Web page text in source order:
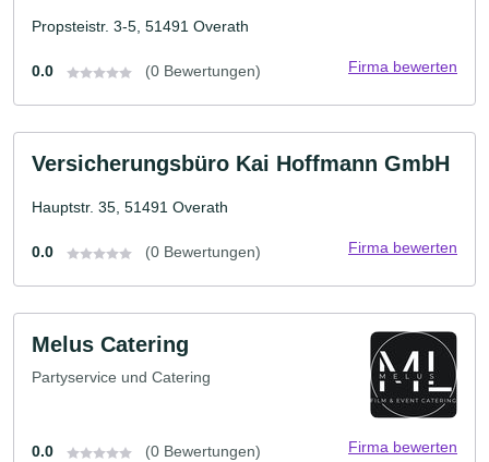
Propsteistr. 3-5, 51491 Overath
0.0 (0 Bewertungen) Firma bewerten
Versicherungsbüro Kai Hoffmann GmbH
Hauptstr. 35, 51491 Overath
0.0 (0 Bewertungen) Firma bewerten
Melus Catering
Partyservice und Catering
0.0 (0 Bewertungen) Firma bewerten